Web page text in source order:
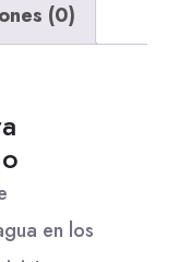
(0)
en los